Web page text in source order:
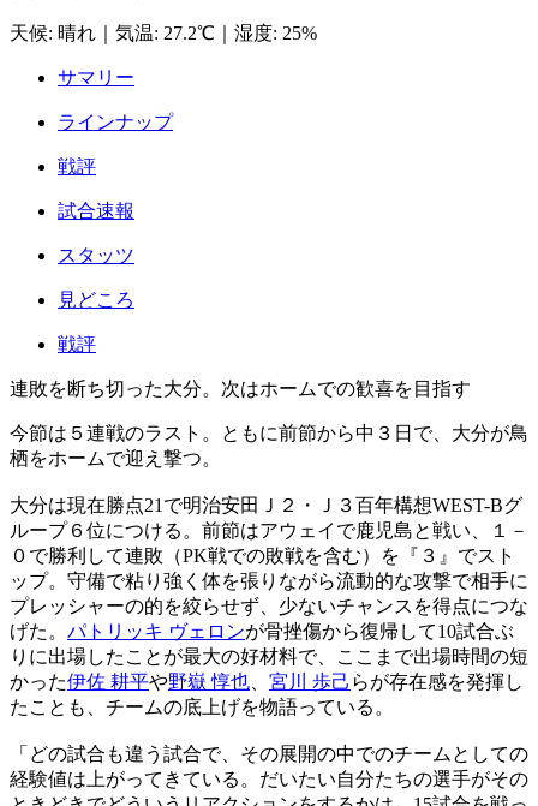
天候: 晴れ 気温: 27.2℃ 湿度: 25%
サマリー
ラインナップ
戦評
試合速報
スタッツ
見どころ
戦評
連敗を断ち切った大分。次はホームでの歓喜を目指す
今節は５連戦のラスト。ともに前節から中３日で、大分が鳥
栖をホームで迎え撃つ。
大分は現在勝点21で明治安田Ｊ２・Ｊ３百年構想WEST-Bグ
ループ６位につける。前節はアウェイで鹿児島と戦い、１－
０で勝利して連敗（PK戦での敗戦を含む）を『３』でスト
ップ。守備で粘り強く体を張りながら流動的な攻撃で相手に
プレッシャーの的を絞らせず、少ないチャンスを得点につな
げた。 パトリッキ ヴェロンが骨挫傷から復帰して10試合ぶ
りに出場したことが最大の好材料で、ここまで出場時間の短
かった伊佐 耕平や野嶽 惇也 宮川 歩己 らが存在感を発揮し
たことも、チームの底上げを物語っている。
「どの試合も違う試合で、その展開の中でのチームとしての
経験値は上がってきている。だいたい自分たちの選手がその